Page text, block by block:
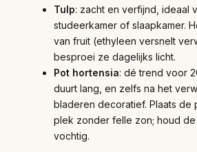
Tulp: zacht en verfijnd, ideaal
studeerkamer of slaapkamer.
van fruit (ethyleen versnelt
besproei ze dagelijks licht.
Pot hortensia: dé trend voor
duurt lang, en zelfs na het
bladeren decoratief. Plaats de
plek zonder felle zon; houd
vochtig.